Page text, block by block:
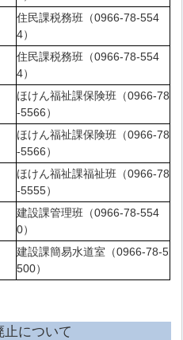
住民課税務班（0966-78-554
4）
住民課税務班（0966-78-554
4）
ほけん福祉課保険班（0966-78
-5566）
ほけん福祉課保険班（0966-78
-5566）
ほけん福祉課福祉班（0966-78
-5555）
建設課管理班（0966-78-554
0）
建設課簡易水道室（0966-78-5
500）
について